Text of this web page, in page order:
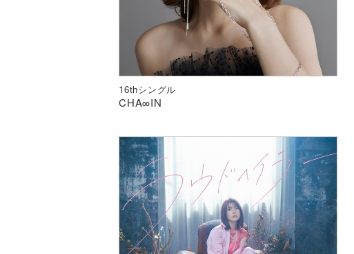
16thシングル
CHA∞IN